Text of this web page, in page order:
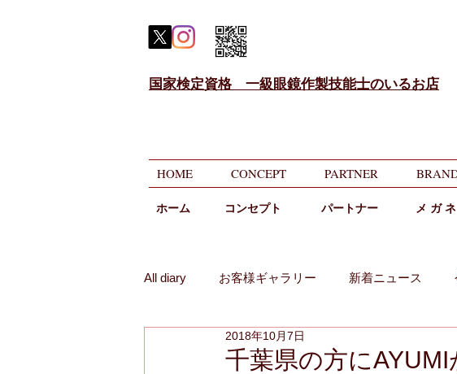
国家検定資格 一級眼鏡作製技能士のいるお店
HOME CONCEPT PARTNER
ホーム ​コンセプト パートナー メ ガ ネ
All diary お客様ギャラリー 新着ニュース
メガネのニコニコ相談
千葉県の方にAYUMI
2018年10月7日